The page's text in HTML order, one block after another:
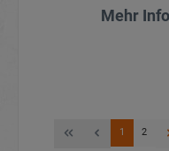
Mehr
1 2